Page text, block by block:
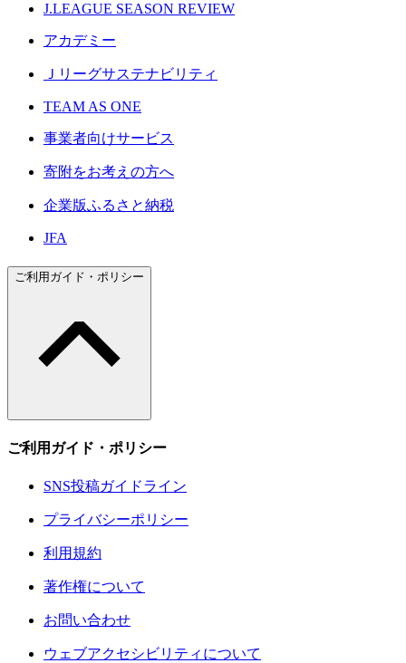
J.LEAGUE SEASON REVIEW
アカデミー
Ｊリーグサステナビリティ
TEAM AS ONE
事業者向けサービス
寄附をお考えの方へ
企業版ふるさと納税
JFA
ご利用ガイド・ポリシー
ご利用ガイド・ポリシー
SNS投稿ガイドライン
プライバシーポリシー
利用規約
著作権について
お問い合わせ
ウェブアクセシビリティについて